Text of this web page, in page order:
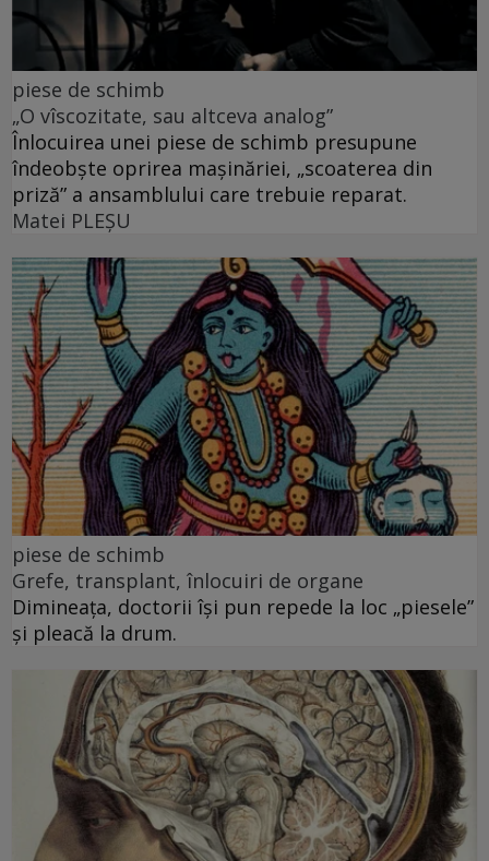
piese de schimb
„O vîscozitate, sau altceva analog”
Înlocuirea unei piese de schimb presupune
îndeobște oprirea mașinăriei, „scoaterea din
priză” a ansamblului care trebuie reparat.
Matei PLEŞU
piese de schimb
Grefe, transplant, înlocuiri de organe
Dimineața, doctorii își pun repede la loc „piesele”
și pleacă la drum.